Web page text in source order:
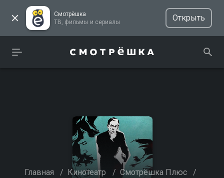
Смотрёшка
ТВ, фильмы и сериалы
Открыть
Главная / Кинотеатр / Смотрёшка Плюс /